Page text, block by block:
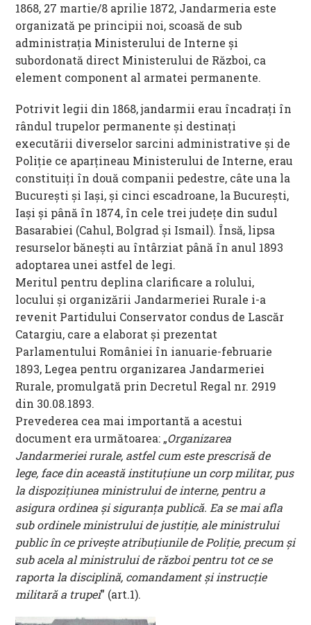
1868, 27 martie/8 aprilie 1872, Jandarmeria este
organizată pe principii noi, scoasă de sub
administraţia Ministerului de Interne şi
subordonată direct Ministerului de Război, ca
element component al armatei permanente.
Potrivit legii din 1868, jandarmii erau încadraţi în
rândul trupelor permanente şi destinaţi
executării diverselor sarcini administrative şi de
Poliţie ce aparţineau Ministerului de Interne, erau
constituiţi în două companii pedestre, câte una la
Bucureşti şi Iaşi, şi cinci escadroane, la Bucureşti,
Iaşi şi până în 1874, în cele trei judeţe din sudul
Basarabiei (Cahul, Bolgrad şi Ismail). Însă, lipsa
resurselor băneşti au întârziat până în anul 1893
adoptarea unei astfel de legi.
Meritul pentru deplina clarificare a rolului,
locului şi organizării Jandarmeriei Rurale i-a
revenit Partidului Conservator condus de Lascăr
Catargiu, care a elaborat şi prezentat
Parlamentului României în ianuarie-februarie
1893, Legea pentru organizarea Jandarmeriei
Rurale, promulgată prin Decretul Regal nr. 2919
din 30.08.1893.
Prevederea cea mai importantă a acestui
document era următoarea: „Organizarea
Jandarmeriei rurale, astfel cum este prescrisă de
lege, face din această instituţiune un corp militar, pus
la dispoziţiunea ministrului de interne, pentru a
asigura ordinea şi siguranţa publică. Ea se mai afla
sub ordinele ministrului de justiţie, ale ministrului
public în ce priveşte atribuţiunile de Poliţie, precum şi
sub acela al ministrului de război pentru tot ce se
raporta la disciplină, comandament şi instrucţie
militară a trupei” (art.1).